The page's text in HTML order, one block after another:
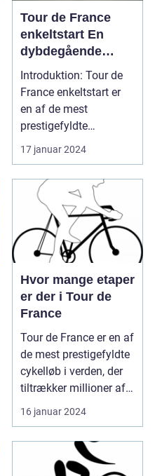
Tour de France
enkeltstart En
dybdegående
analyse af den
ultimative test af
rytteres
individuelle
formåen
Introduktion: Tour de
France enkeltstart er
en af de mest
prestigefyldte
discipliner inden for
prof...
17 januar 2024
Hvor mange etaper
er der i Tour de
France
Tour de France er en af
de mest prestigefyldte
cykelløb i verden, der
tiltrækker millioner af
tilsku...
16 januar 2024